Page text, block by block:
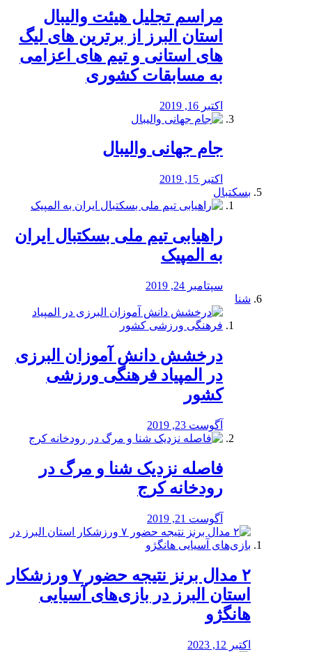
مراسم تجلیل هیئت والیبال
استان البرز از برترین های لیگ
های استانی و تیم های اعزامی
به مسابقات کشوری
اکتبر 16, 2019
جام جهانی والیبال
اکتبر 15, 2019
بسکتبال
راهیابی تیم ملی بسکتبال ایران
به المپیک
سپتامبر 24, 2019
شنا
درخشش دانش آموزان البرزی
در المپیاد فرهنگی ورزشی
کشور
آگوست 23, 2019
️فاصله نزدیک شنا و مرگ در
رودخانه کرج
آگوست 21, 2019
۲ مدال برنز نتیجه حضور ۷ ورزشکار
استان البرز در بازی‌های آسیایی
هانگژو
اکتبر 12, 2023